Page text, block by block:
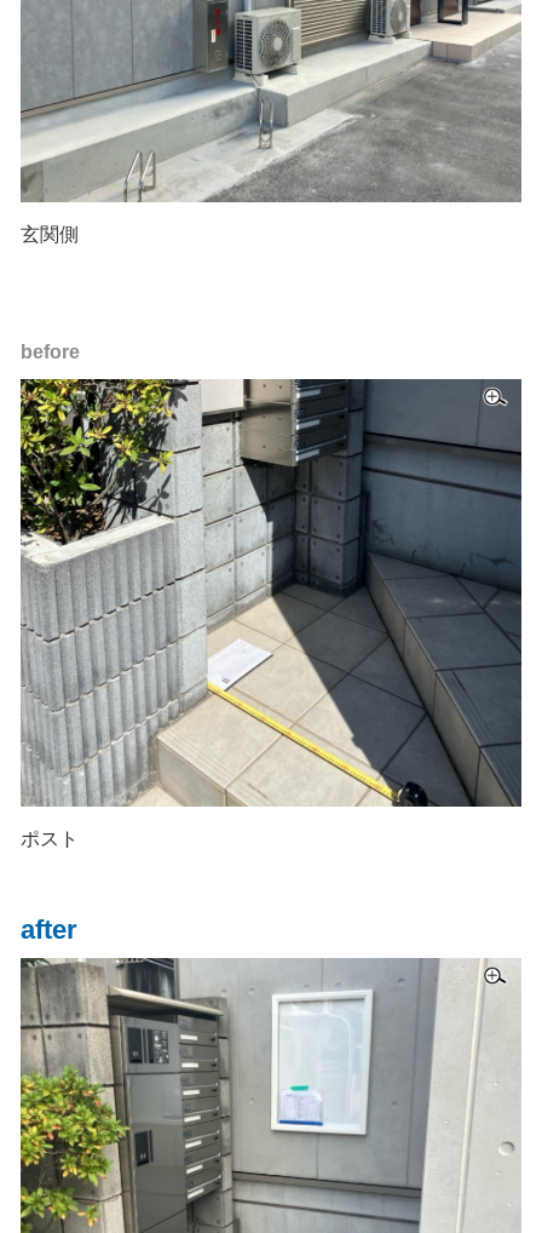
玄関側
before
ポスト
after